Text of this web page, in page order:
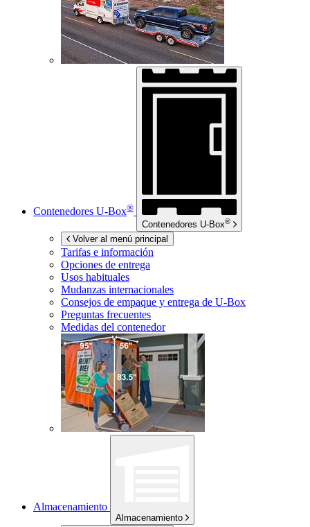
Contenedores U-Box®
Contenedores U-Box®
Volver al menú principal
Tarifas e información
Opciones de entrega
Usos habituales
Mudanzas internacionales
Consejos de empaque y entrega de U-Box
Preguntas frecuentes
Medidas del contenedor
Almacenamiento
Almacenamiento